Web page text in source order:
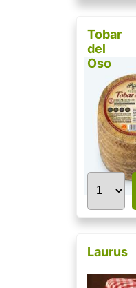
Tobar
del
Oso
Laurus